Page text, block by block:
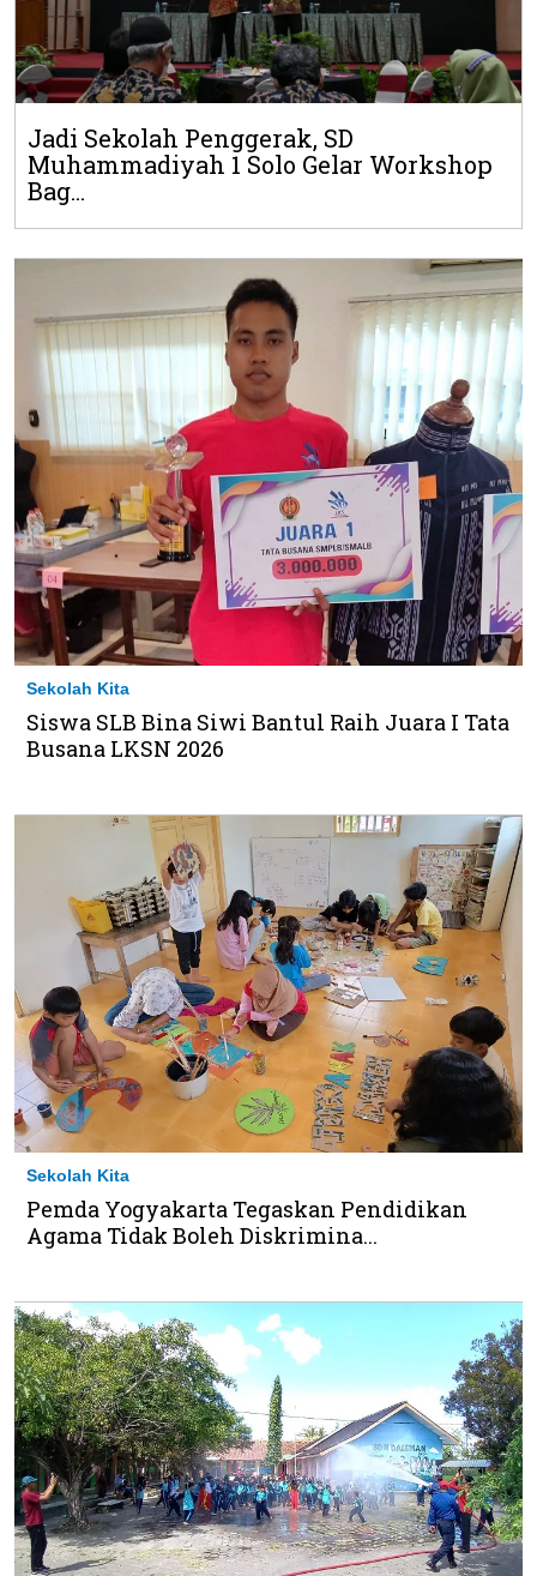
Jadi Sekolah Penggerak, SD
Muhammadiyah 1 Solo Gelar Workshop
Bag...
Sekolah Kita
Siswa SLB Bina Siwi Bantul Raih Juara I Tata
Busana LKSN 2026
Sekolah Kita
Pemda Yogyakarta Tegaskan Pendidikan
Agama Tidak Boleh Diskrimina...